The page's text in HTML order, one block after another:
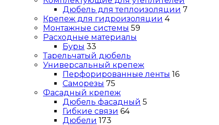
Дюбель для теплоизоляции 7
Крепеж для гидроизоляции 4
Монтажные системы 59
Расходные материалы
Буры 33
Тарельчатый дюбель
Универсальный крепеж
Перфорированные ленты 16
Саморезы 75
Фасадный крепеж
Дюбель фасадный 5
Гибкие связи 64
Дюбели 173